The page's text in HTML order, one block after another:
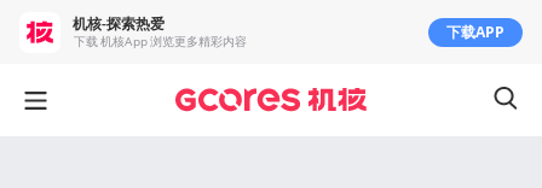
机核-探索热爱
下载 机核App 浏览更多精彩内容 下载APP